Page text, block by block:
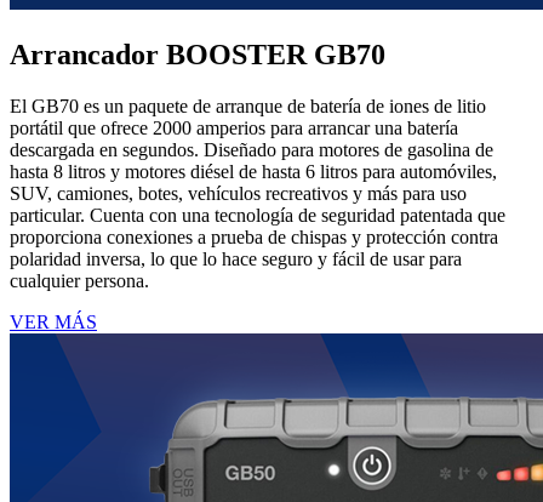
Arrancador BOOSTER GB70
El GB70 es un paquete de arranque de batería de iones de litio
portátil que ofrece 2000 amperios para arrancar una batería
descargada en segundos. Diseñado para motores de gasolina de
hasta 8 litros y motores diésel de hasta 6 litros para automóviles,
SUV, camiones, botes, vehículos recreativos y más para uso
particular. Cuenta con una tecnología de seguridad patentada que
proporciona conexiones a prueba de chispas y protección contra
polaridad inversa, lo que lo hace seguro y fácil de usar para
cualquier persona.
VER MÁS